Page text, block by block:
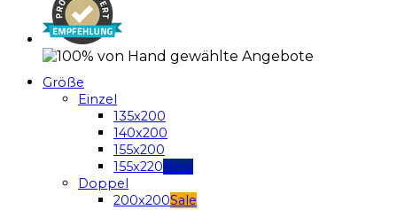
Größe
Einzel
135x200
140x200
155x200
155x220
Doppel
200x200